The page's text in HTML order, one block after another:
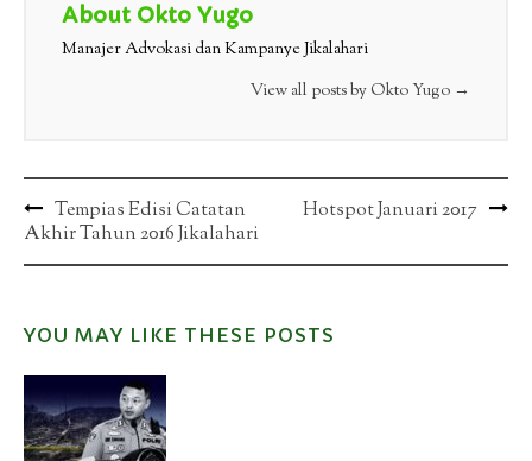
About Okto Yugo
Manajer Advokasi dan Kampanye Jikalahari
View all posts by Okto Yugo →
Post
navigation
Tempias Edisi Catatan
Akhir Tahun 2016 Jikalahari
Hotspot Januari 2017
YOU MAY LIKE THESE POSTS